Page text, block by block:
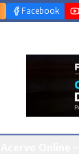
Facebook